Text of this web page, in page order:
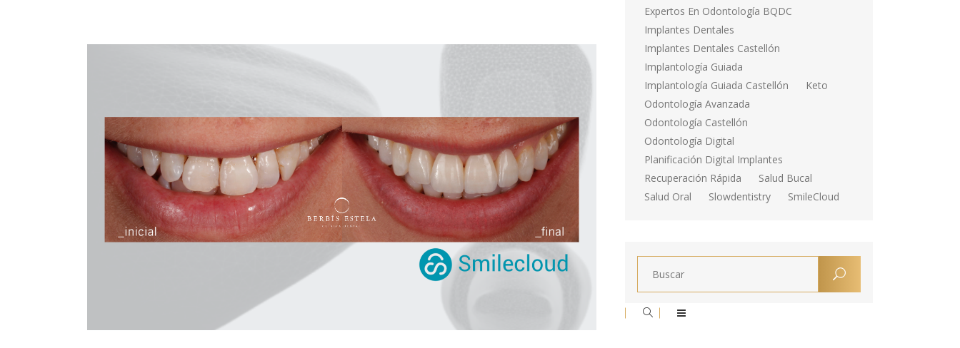
Expertos En Odontología BQDC
Implantes Dentales
Implantes Dentales Castellón
Implantología Guiada
Implantología Guiada Castellón
Keto
Odontología Avanzada
Odontología Castellón
Odontología Digital
Planificación Digital Implantes
Recuperación Rápida
Salud Bucal
Salud Oral
Slowdentistry SmileCloud